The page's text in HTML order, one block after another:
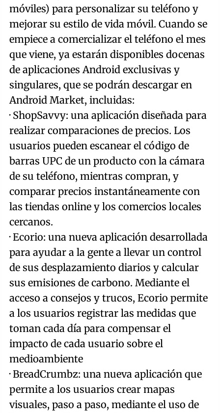
móviles) para personalizar su teléfono y
mejorar su estilo de vida móvil. Cuando se
empiece a comercializar el teléfono el mes
que viene, ya estarán disponibles docenas
de aplicaciones Android exclusivas y
singulares, que se podrán descargar en
Android Market, incluidas:
· ShopSavvy: una aplicación diseñada para
realizar comparaciones de precios. Los
usuarios pueden escanear el código de
barras UPC de un producto con la cámara
de su teléfono, mientras compran, y
comparar precios instantáneamente con
las tiendas online y los comercios locales
cercanos.
· Ecorio: una nueva aplicación desarrollada
para ayudar a la gente a llevar un control
de sus desplazamiento diarios y calcular
sus emisiones de carbono. Mediante el
acceso a consejos y trucos, Ecorio permite
a los usuarios registrar las medidas que
toman cada día para compensar el
impacto de cada usuario sobre el
medioambiente
· BreadCrumbz: una nueva aplicación que
permite a los usuarios crear mapas
visuales, paso a paso, mediante el uso de